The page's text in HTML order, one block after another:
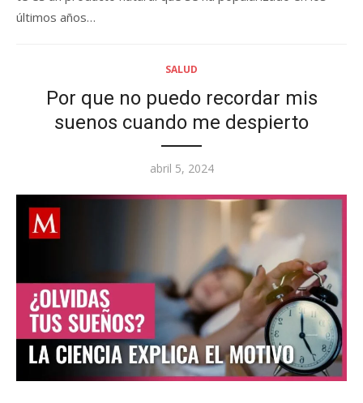
últimos años…
SALUD
Por que no puedo recordar mis
suenos cuando me despierto
Posted
abril 5, 2024